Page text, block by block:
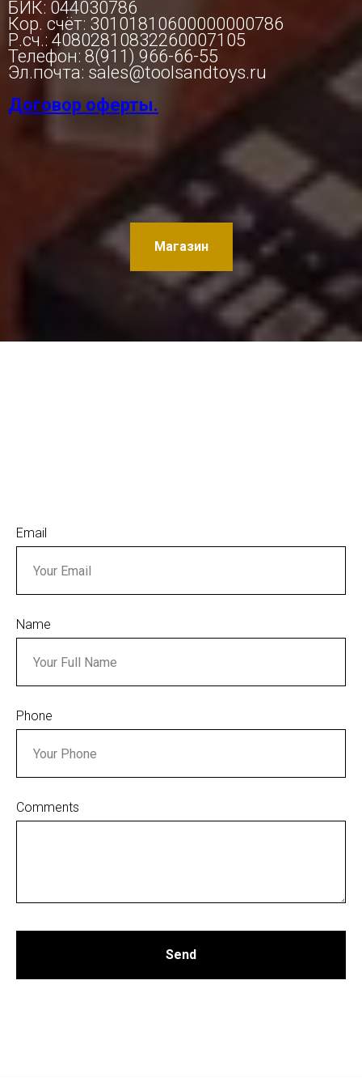
БИК: 044030786
Кор. счёт: 30101810600000000786
Р.сч.: 40802810832260007105
Телефон: 8(911) 966-66-55
Эл.почта: sales@toolsandtoys.ru
Договор оферты.
Магазин
Email
Name
Phone
Comments
Send